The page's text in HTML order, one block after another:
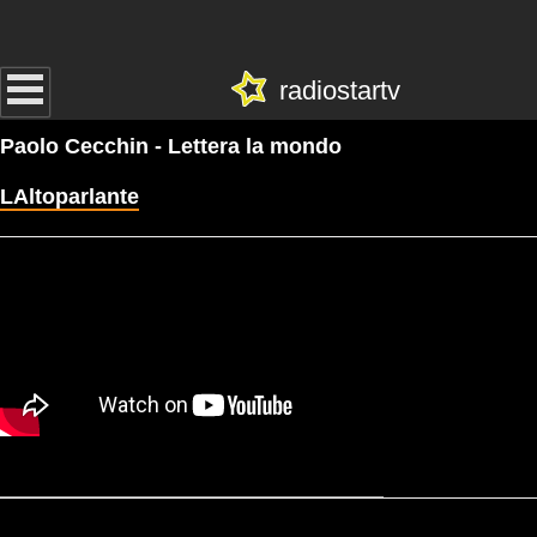
radiostartv
Paolo Cecchin - Lettera la mondo
LAltoparlante